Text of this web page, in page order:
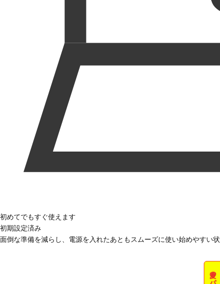
初めてでもすぐ使えます
初期設定済み
面倒な準備を減らし、電源を入れたあともスムーズに使い始めやすい